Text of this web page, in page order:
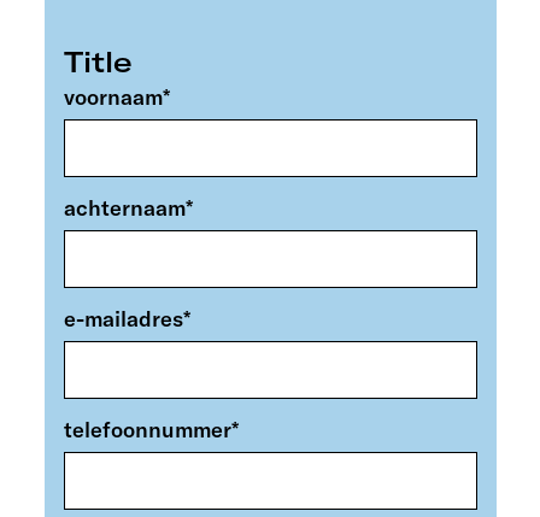
Title
voornaam*
achternaam*
e-mailadres*
telefoonnummer*